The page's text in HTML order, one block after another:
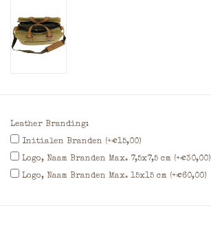
Leather Branding:
Initialen Branden (+€15,00)
Logo, Naam Branden Max. 7,5x7,5 cm (+€30,00)
Logo, Naam Branden Max. 15x15 cm (+€60,00)